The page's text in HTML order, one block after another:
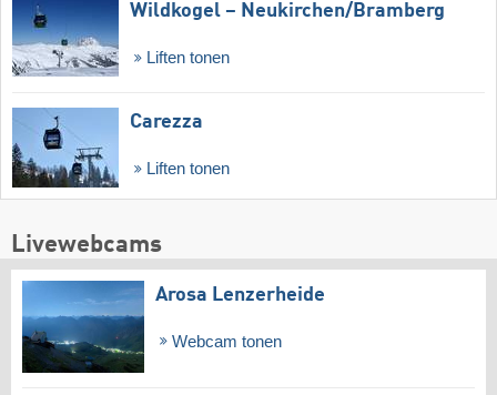
Wildkogel – Neukirchen/​Bramberg
Liften tonen
Carezza
Liften tonen
Livewebcams
Arosa Lenzerheide
Webcam tonen